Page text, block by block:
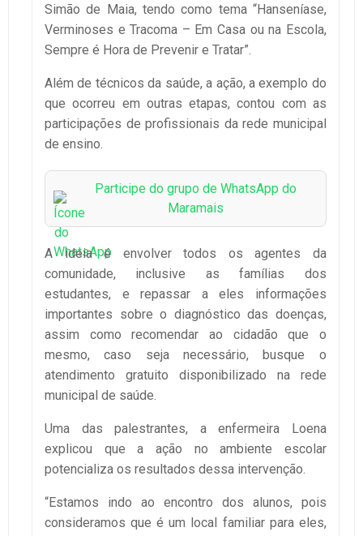
Simão de Maia, tendo como tema “Hanseníase,
Verminoses e Tracoma – Em Casa ou na Escola,
Sempre é Hora de Prevenir e Tratar”.
Além de técnicos da saúde, a ação, a exemplo do
que ocorreu em outras etapas, contou com as
participações de profissionais da rede municipal
de ensino.
Participe do grupo de WhatsApp do
Maramais
A ideia é envolver todos os agentes da
comunidade, inclusive as famílias dos
estudantes, e repassar a eles informações
importantes sobre o diagnóstico das doenças,
assim como recomendar ao cidadão que o
mesmo, caso seja necessário, busque o
atendimento gratuito disponibilizado na rede
municipal de saúde.
Uma das palestrantes, a enfermeira Loena
explicou que a ação no ambiente escolar
potencializa os resultados dessa intervenção.
“Estamos indo ao encontro dos alunos, pois
consideramos que é um local familiar para eles,